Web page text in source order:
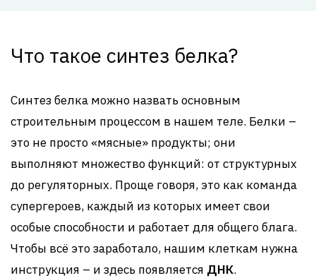
Что такое синтез белка?
Синтез белка можно назвать основным
строительным процессом в нашем теле. Белки –
это не просто «мясные» продукты; они
выполняют множество функций: от структурных
до регуляторных. Проще говоря, это как команда
супергероев, каждый из которых имеет свои
особые способности и работает для общего блага.
Чтобы всё это заработало, нашим клеткам нужна
инструкция – и здесь появляется ДНК.